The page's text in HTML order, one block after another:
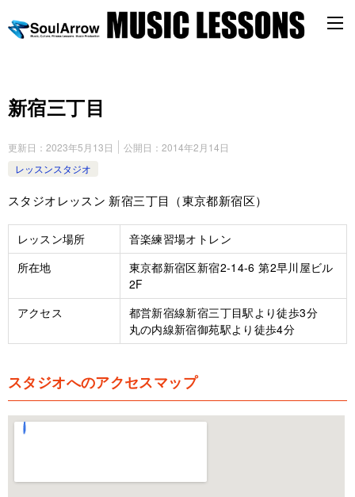
新宿三丁目
更新日： 2023年5月13日 公開日： 2014年2月14日
レッスンスタジオ
スタジオレッスン 新宿三丁目（東京都新宿区）
レッスン場所
音楽練習場オトレン
所在地
東京都新宿区新宿2-14-6 第2早川屋ビル
2F
アクセス
都営新宿線新宿三丁目駅より徒歩3分
丸の内線新宿御苑駅より徒歩4分
スタジオへのアクセスマップ